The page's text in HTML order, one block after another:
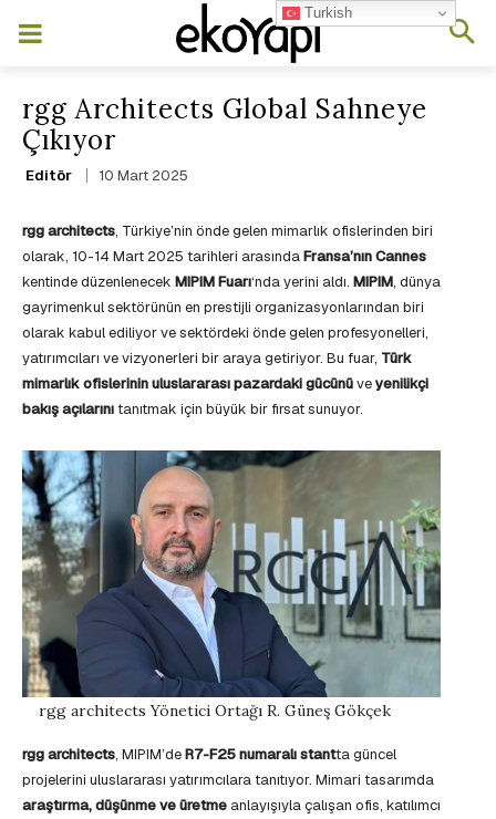
rgg Architects Global Sahneye
Çıkıyor
Editör 10 Mart 2025
rgg architects, Türkiye’nin önde gelen mimarlık ofislerinden biri
olarak, 10-14 Mart 2025 tarihleri arasındaFransa’nın Cannes
kentinde düzenlenecek MIPIM Fuarı‘nda yerini aldı. MIPIM, dünya
gayrimenkul sektörünün en prestijli organizasyonlarından biri
olarak kabul ediliyor ve sektördeki önde gelen profesyonelleri,
yatırımcıları ve vizyonerleri bir araya getiriyor. Bu fuar, Türk
mimarlık ofislerinin uluslararası pazardaki gücünüveyenilikçi
bakış açılarınıtanıtmak için büyük bir fırsat sunuyor.
rgg architects Yönetici Ortağı R. Güneş Gökçek
rgg architects, MIPIM’deR7-F25 numaralı stantta güncel
projelerini uluslararası yatırımcılara tanıtıyor. Mimari tasarımda
araştırma, düşünme ve üretme anlayışıyla çalışan ofis, katılımcı
Turkish